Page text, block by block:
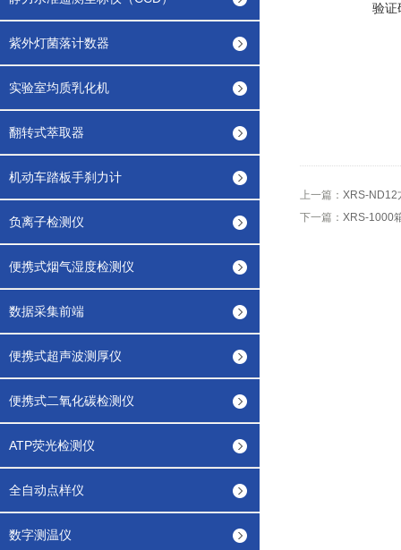
紫外灯菌落计数器
实验室均质乳化机
翻转式萃取器
机动车踏板手刹力计
负离子检测仪
便携式烟气湿度检测仪
数据采集前端
便携式超声波测厚仪
便携式二氧化碳检测仪
ATP荧光检测仪
全自动点样仪
数字测温仪
验证
上一篇： XRS-ND12
下一篇： XRS-1000